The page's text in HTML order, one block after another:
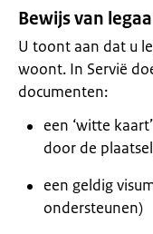
Bewijs van
U toont aan dat u
woont. In Servië
documenten:
een ‘witte
door de
een geldig
ondersteunen)